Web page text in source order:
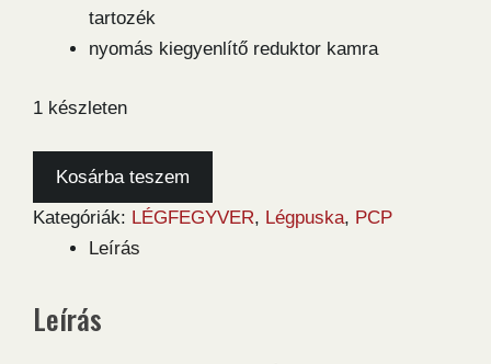
tartozék
nyomás kiegyenlítő reduktor kamra
1 készleten
Weihrauch
5,5
légpuska
Kosárba teszem
Kategóriák: LÉGFEGYVER, Légpuska, PCP
Leírás
Leírás